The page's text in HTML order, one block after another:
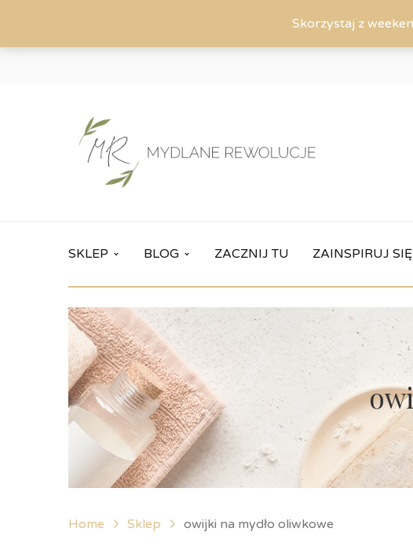
Skorzystaj z
SKLEP BLOG ZACZNIJ TU ZAINSPIRUJ SIĘ
Home Sklep owijki na mydło oliwkowe